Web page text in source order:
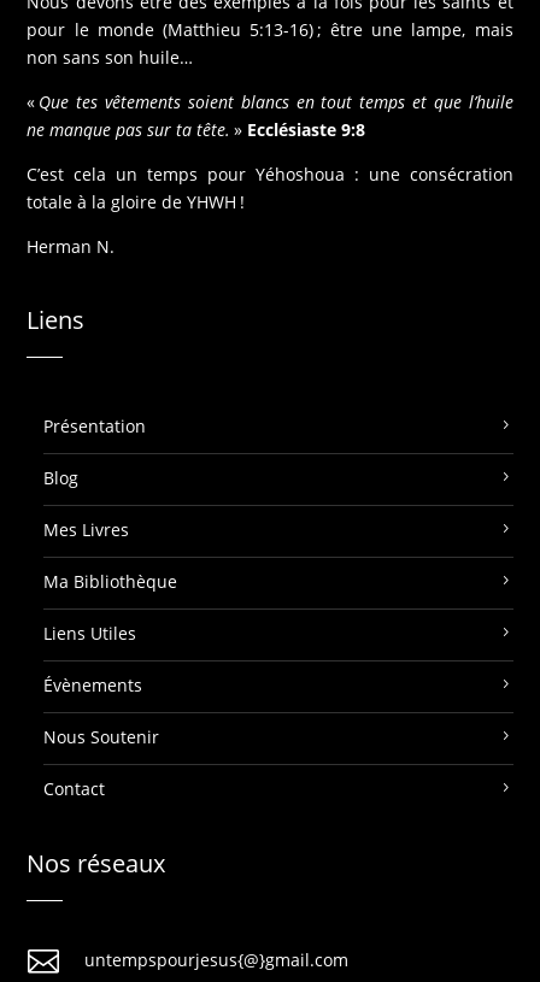
pour le monde (Matthieu 5:13-16) ; être une lampe, mais
non sans son huile…
« Que tes vêtements soient blancs en tout temps et que l’huile
ne manque pas sur ta tête. » Ecclésiaste 9:8
C’est cela un temps pour Yéhoshoua : une consécration
totale à la gloire de YHWH !
Herman N.
Liens
Présentation
Blog
Mes Livres
Ma Bibliothèque
Liens Utiles
Évènements
Nous Soutenir
Contact
Nos réseaux
 untempspourjesus{@}gmail.com